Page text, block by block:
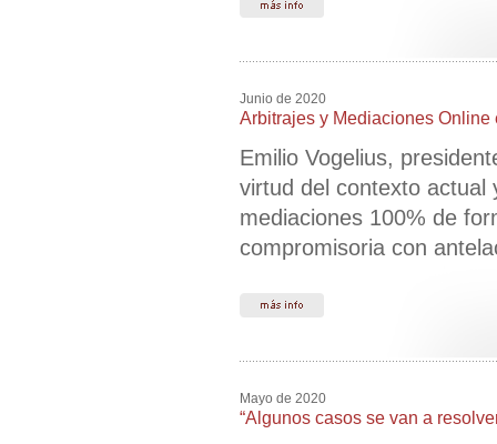
Junio de 2020
Arbitrajes y Mediaciones
Emilio Vogelius,
virtud del contexto actual
mediaciones 100% de
compromisoria con
Mayo de 2020
“Algunos casos se van a